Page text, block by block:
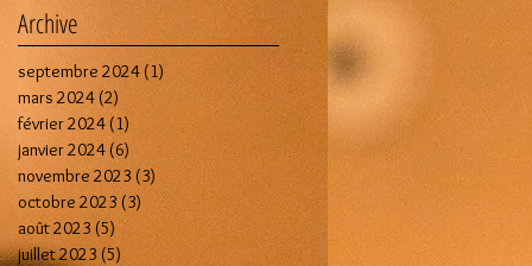
Archive
septembre 2024 (1)
mars 2024 (2)
février 2024 (1)
janvier 2024(6)
novembre 2023 (3)
octobre 2023 (3) 3 posts
août 2023 (5) 5 posts
juillet 2023 (5)